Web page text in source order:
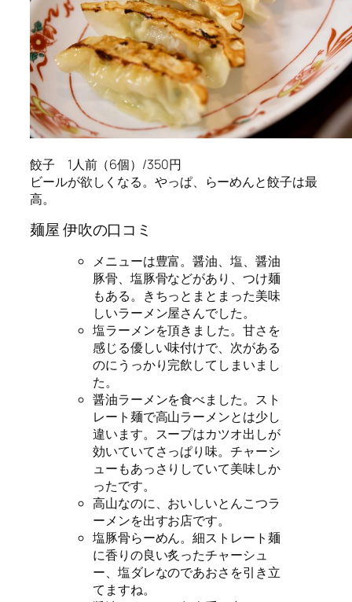
餃子 1人前（6個）/350円
ビールが欲しくなる。やっぱ、らーめんと餃子は最
高。
麺屋 伊吹の口コミ
メニューは豊富。醤油、塩、醤油
豚骨、塩豚骨などがあり、つけ麺
もある。きちっとまとまった美味
しいラーメン屋さんでした。
塩ラーメンを頂きました。甘さを
感じる優しい味付けで、次がある
のにうっかり完飲してしまいまし
た。
醤油ラーメンを食べました。スト
レート麺で高山ラーメンとは少し
違います。スープはカツオ出しが
効いていてさっぱり味。チャーシ
ューもあっさりしていて美味しか
ったです。
高山なのに、おいしいとんこつラ
ーメンを出すお店です。
塩豚骨らーめん。細ストレート麺
に香りの良い炙ったチャーシュ
ー、塩ダレなのであおさを引き立
てますね。